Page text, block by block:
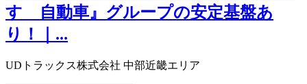
すゞ自動車』グループの安定基盤あ
り！｜...
UDトラックス株式会社 中部近畿エリア